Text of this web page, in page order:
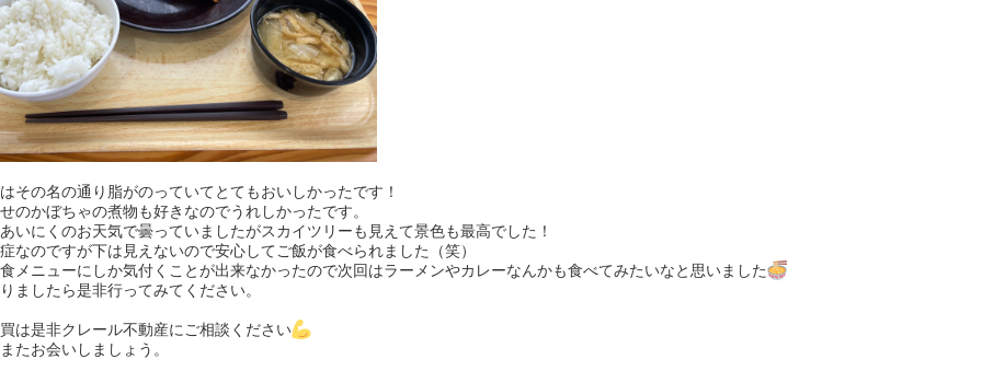
その名の通り脂がのっていてとてもおいしかったです！
のかぼちゃの煮物も好きなのでうれしかったです。
いにくのお天気で曇っていましたがスカイツリーも見えて景色も最高でした！
なのですが下は見えないので安心してご飯が食べられました（笑）
メニューにしか気付くことが出来なかったので次回はラーメンやカレーなんかも食べてみたいなと思いました
ましたら是非行ってみてください。
は是非クレール不動産にご相談ください
たお会いしましょう。